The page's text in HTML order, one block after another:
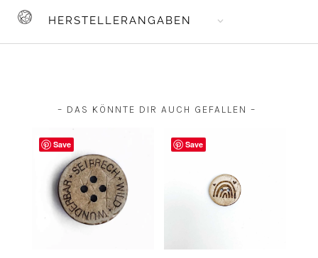
HERSTELLERANGABEN
– DAS KÖNNTE DIR AUCH GEFALLEN –
Save Save